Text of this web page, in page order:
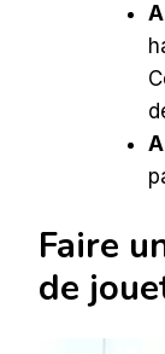
Faire
de